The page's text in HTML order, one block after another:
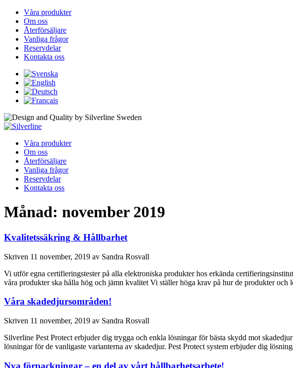
Våra produkter
Om oss
Återförsäljare
Vanliga frågor
Reservdelar
Kontakta oss
Våra produkter
Om oss
Återförsäljare
Vanliga frågor
Reservdelar
Kontakta oss
Månad: november 2019
Kvalitetssäkring & Hållbarhet
Skriven 11 november, 2019 av Sandra Rosvall
Vi utför egna certifieringstester på alla elektroniska produkter hos erkända
våra produkter ska hålla hög och jämn kvalitet Vi ställer höga krav på hur de produkter
Våra skadedjursområden!
Skriven 11 november, 2019 av Sandra Rosvall
Silverline Pest Protect erbjuder dig trygga och enkla lösningar för bästa skydd mot
lösningar för de vanligaste varianterna av skadedjur. Pest Protect system erbjuder dig
Nya förpackningar – en del av vårt hållbarhetsarbete!